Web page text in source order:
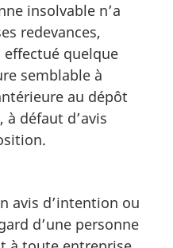
insolvable n’a
redevances,
effectué quelque
semblable à
au dépôt
à défaut d’avis
avis d’intention ou
d’une personne